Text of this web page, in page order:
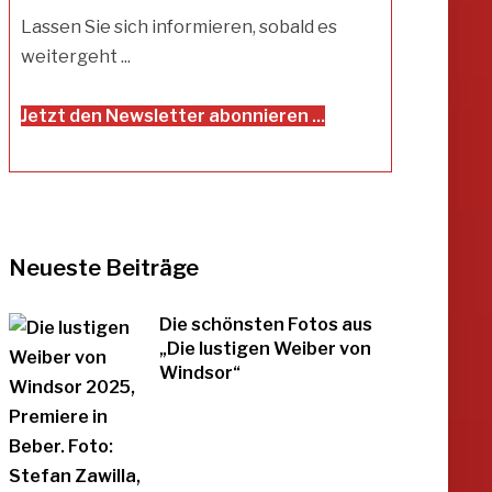
Lassen Sie sich informieren, sobald es
weitergeht ...
Jetzt den Newsletter abonnieren ...
Neueste Beiträge
Die schönsten Fotos aus
„Die lustigen Weiber von
Windsor“